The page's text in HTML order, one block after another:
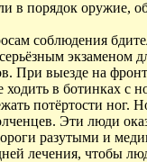
в порядок оружие,
соблюдения
экзаменом
При выезде на
в ботинках с
потёртости ног.
Эти люди
разутыми и
лечения, чтобы